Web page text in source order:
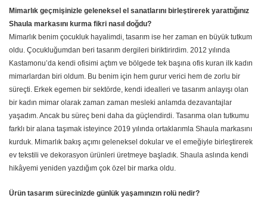
Mimarlık geçmişinizle geleneksel el sanatlarını birleştirerek yarattığınız
Shaula markasını kurma fikri nasıl doğdu?
Mimarlık benim çocukluk hayalimdi, tasarım ise her zaman en büyük tutkum
oldu. Çocukluğumdan beri tasarım dergileri biriktirirdim. 2012 yılında
Kastamonu’da kendi ofisimi açtım ve bölgede tek başına ofis kuran ilk kadın
mimarlardan biri oldum. Bu benim için hem gurur verici hem de zorlu bir
süreçti. Erkek egemen bir sektörde, kendi idealleri ve tasarım anlayışı olan
bir kadın mimar olarak zaman zaman mesleki anlamda dezavantajlar
yaşadım. Ancak bu süreç beni daha da güçlendirdi. Tasarıma olan tutkumu
farklı bir alana taşımak isteyince 2019 yılında ortaklarımla Shaula markasını
kurduk. Mimarlık bakış açımı geleneksel dokular ve el emeğiyle birleştirerek
ev tekstili ve dekorasyon ürünleri üretmeye başladık. Shaula aslında kendi
hikâyemi yeniden yazdığım çok özel bir marka oldu.
Ürün tasarım sürecinizde günlük yaşamınızın rolü nedir?